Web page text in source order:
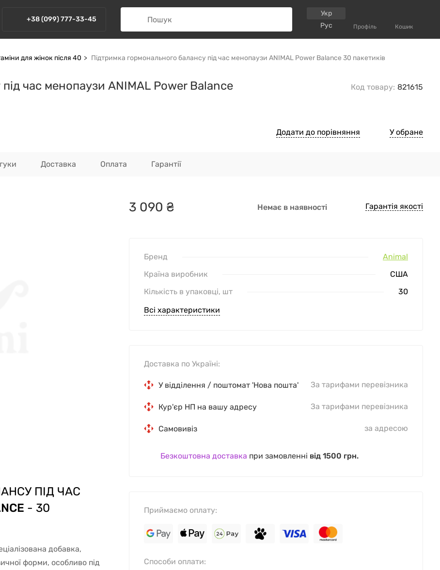
+38 (099) 777-33-45
Укр
Рус
Профіль Кошик
для жінок після 40 Підтримка гормонального балансу під час менопаузи ANIMAL Power Balance 30 пакетиків
час менопаузи ANIMAL Power Balance
Код товару: 821615
Додати до порівняння У обране
Доставка Оплата Гарантії
ПІД ЧАС
- 30
добавка,
форми, особливо під
3 090 ₴ Немає в наявності Гарантія якості
Доставка по Україні:
У відділення / поштомат 'Нова пошта' За тарифами перевізника
Кур'єр НП на вашу адресу За тарифами перевізника
Самовивіз за адресою
Безкоштовна доставка при замовленні від 1500 грн.
Приймаємо оплату:
Способи оплати:
Бренд
Animal
Країна виробник
США
Кількість в упаковці, шт
30
Всі характеристики